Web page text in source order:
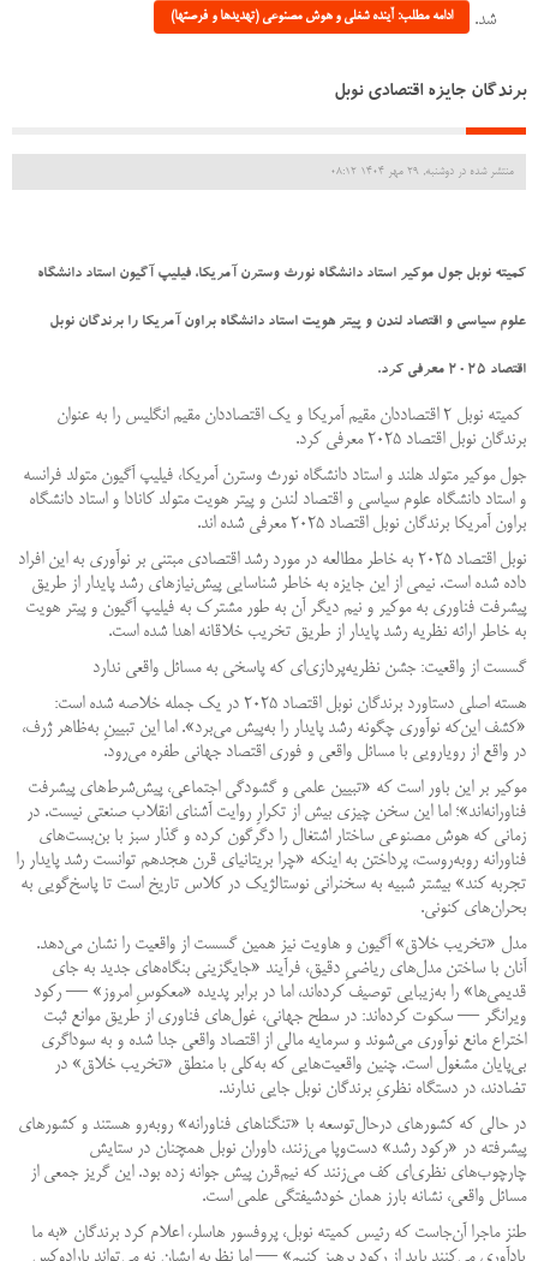
شد.
ادامه مطلب: آینده شغلی و هوش مصنوعی (تهدیدها و فرصتها)
برندگان جایزه اقتصادی نوبل
منتشر شده در دوشنبه, 29 مهر 1404 08:12
کمیته نوبل جول موکیر استاد دانشگاه نورث وسترن آمریکا، فیلیپ آگیون استاد دانشگاه
علوم سیاسی و اقتصاد لندن و پیتر هویت استاد دانشگاه براون آمریکا را برندگان نوبل
اقتصاد 2025 معرفی کرد.
کمیته نوبل 2 اقتصاددان مقیم آمریکا و یک اقتصاددان مقیم انگلیس را به عنوان
برندگان نوبل اقتصاد 2025 معرفی کرد.
جول موکیر متولد هلند و استاد دانشگاه نورث وسترن آمریکا، فیلیپ آگیون متولد فرانسه
و استاد دانشگاه علوم سیاسی و اقتصاد لندن و پیتر هویت متولد کانادا و استاد دانشگاه
براون آمریکا برندگان نوبل اقتصاد 2025 معرفی شده اند.
نوبل اقتصاد 2025 به خاطر مطالعه در مورد رشد اقتصادی مبتنی بر نوآوری به این افراد
داده شده است. نیمی از این جایزه به خاطر شناسایی پیش‌نیازهای رشد پایدار از طریق
پیشرفت فناوری به موکیر و نیم دیگر آن به طور مشترک به فیلیپ آگیون و پیتر هویت
به خاطر ارائه نظریه رشد پایدار از طریق تخریب خلاقانه اهدا شده است.
گسست از واقعیت: جشن نظریه‌پردازی‌ای که پاسخی به مسائل واقعی ندارد
هسته‌ اصلی دستاورد برندگان نوبل اقتصاد ۲۰۲۵ در یک جمله خلاصه شده است:
«کشف این‌که نوآوری چگونه رشد پایدار را به‌پیش می‌برد». اما این تبیینِ به‌ظاهر ژرف،
در واقع از رویارویی با مسائل واقعی و فوری اقتصاد جهانی طفره می‌رود.
موکیر بر این باور است که «تبیین علمی و گشودگی اجتماعی، پیش‌شرط‌های پیشرفت
فناورانه‌اند»؛ اما این سخن چیزی بیش از تکرارِ روایت آشنای انقلاب صنعتی نیست. در
زمانی که هوش مصنوعی ساختار اشتغال را دگرگون کرده و گذار سبز با بن‌بست‌های
فناورانه روبه‌روست، پرداختن به اینکه «چرا بریتانیای قرن هجدهم توانست رشد پایدار را
تجربه کند» بیشتر شبیه به سخنرانی نوستالژیک در کلاس تاریخ است تا پاسخ‌گویی به
بحران‌های کنونی.
مدل «تخریب خلاق» آگیون و هاویت نیز همین گسست از واقعیت را نشان می‌دهد.
آنان با ساختن مدل‌های ریاضیِ دقیق، فرآیند «جایگزینی بنگاه‌های جدید به جای
قدیمی‌ها» را به‌زیبایی توصیف کرده‌اند، اما در برابر پدیده‌ «معکوسِ امروز» — رکود
ویرانگر — سکوت کرده‌اند: در سطح جهانی، غول‌های فناوری از طریق موانع ثبت
اختراع مانع نوآوری می‌شوند و سرمایه‌ مالی از اقتصاد واقعی جدا شده و به سوداگری
بی‌پایان مشغول است. چنین واقعیت‌هایی که به‌کلی با منطق «تخریب خلاق» در
تضادند، در دستگاه نظریِ برندگان نوبل جایی ندارند.
در حالی که کشورهای درحال‌توسعه با «تنگناهای فناورانه» روبه‌رو هستند و کشورهای
پیشرفته در «رکود رشد» دست‌وپا می‌زنند، داوران نوبل همچنان در ستایش
چارچوب‌های نظری‌ای کف می‌زنند که نیم‌قرن پیش جوانه زده بود. این گریز جمعی از
مسائل واقعی، نشانه‌ بارز همان خودشیفتگی علمی است.
طنز ماجرا آن‌جاست که رئیس کمیته‌ نوبل، پروفسور هاسلر، اعلام کرد برندگان «به ما